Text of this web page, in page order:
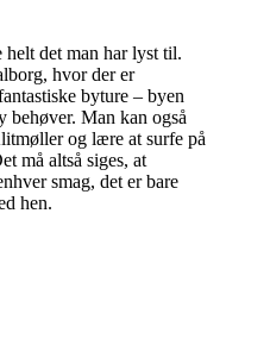
helt det man har lyst til.
hvor der er
byture – byen
behøver. Man kan også
og lære at surfe på
må altså siges, at
smag, det er bare
hen.